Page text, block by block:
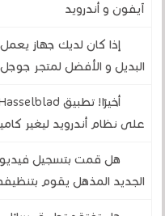
آيفون و أندرويد
إذا كان لديك جهاز يعمل
البديل و الأفضل لمتجر
على نظام أندرويد ليغير
هل قمت بتسجيل فيديو
الجديد المذهل يقوم